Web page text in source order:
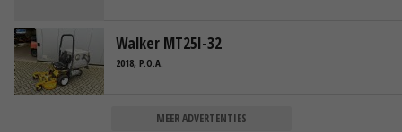
Walker MT25I-32
2018, P.O.A.
MEER ADVERTENTIES